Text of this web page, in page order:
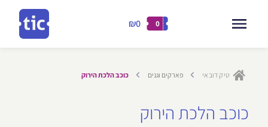
0
₪0
טיק דובאי פארקים וגנים כוכב הלכת הירוק
כוכב הלכת הירוק